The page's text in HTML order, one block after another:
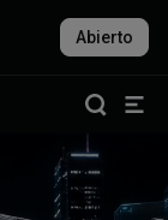
Abierto